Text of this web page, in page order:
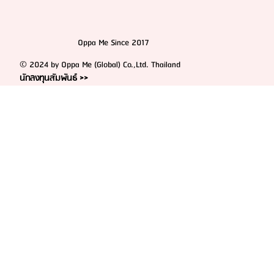
Oppa Me Since 2017
© 2024 by Oppa Me (Global) Co.,Ltd. Thailand
นักลงทุนสัมพันธ์ >>